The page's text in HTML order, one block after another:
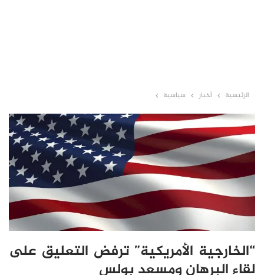
الرئيسية أخبار سياسية
“الخارجية الأمريكية” ترفض التعليق على
لقاء البرهان ومسعد بولس